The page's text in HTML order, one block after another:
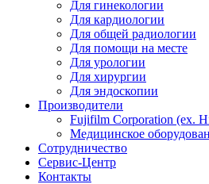
Для гинекологии
Для кардиологии
Для общей радиологии
Для помощи на месте
Для урологии
Для хирургии
Для эндоскопии
Производители
Fujifilm Corporation (ex.
Медицинское
Сотрудничество
Сервис-Центр
Контакты